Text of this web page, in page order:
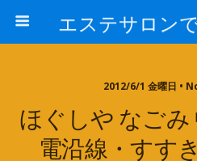
2012/6/1 金曜日 •
ほぐしや なごみ
電沿線・すす